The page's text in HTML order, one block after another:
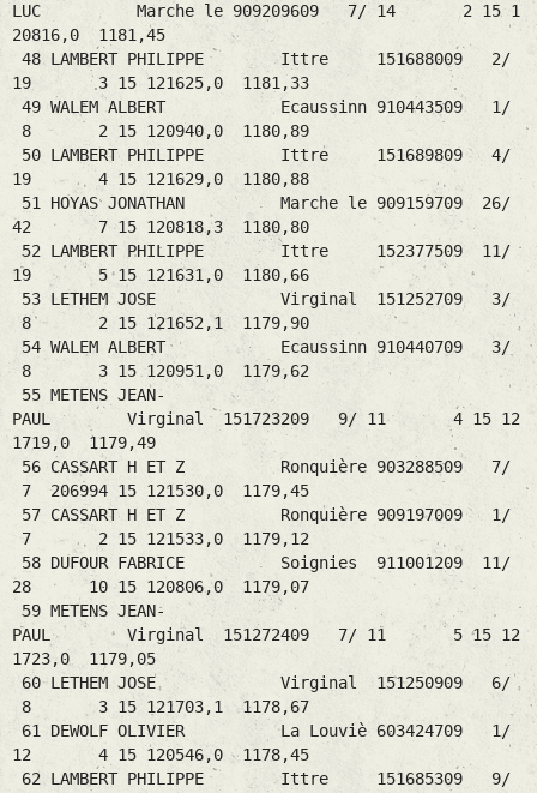
LUC Marche le 909209609 7/ 14 2 15 1
20816,0 1181,45
48 LAMBERT PHILIPPE Ittre 151688009 2/
19 3 15 121625,0 1181,33
49 WALEM ALBERT Ecaussinn 910443509 1/
8 2 15 120940,0 1180,89
50 LAMBERT PHILIPPE Ittre 151689809 4/
19 4 15 121629,0 1180,88
51 HOYAS JONATHAN Marche le 909159709 26/
42 7 15 120818,3 1180,80
52 LAMBERT PHILIPPE Ittre 152377509 11/
19 5 15 121631,0 1180,66
53 LETHEM JOSE Virginal 151252709 3/
8 2 15 121652,1 1179,90
54 WALEM ALBERT Ecaussinn 910440709 3/
8 3 15 120951,0 1179,62
55 METENS JEAN-
PAUL Virginal 151723209 9/ 11 4 15 12
1719,0 1179,49
56 CASSART H ET Z Ronquière 903288509 7/
7 206994 15 121530,0 1179,45
57 CASSART H ET Z Ronquière 909197009 1/
7 2 15 121533,0 1179,12
58 DUFOUR FABRICE Soignies 911001209 11/
28 10 15 120806,0 1179,07
59 METENS JEAN-
PAUL Virginal 151272409 7/ 11 5 15 12
1723,0 1179,05
60 LETHEM JOSE Virginal 151250909 6/
8 3 15 121703,1 1178,67
61 DEWOLF OLIVIER La Louviè 603424709 1/
12 4 15 120546,0 1178,45
62 LAMBERT PHILIPPE Ittre 151685309 9/